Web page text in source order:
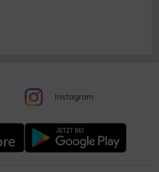
Instagram